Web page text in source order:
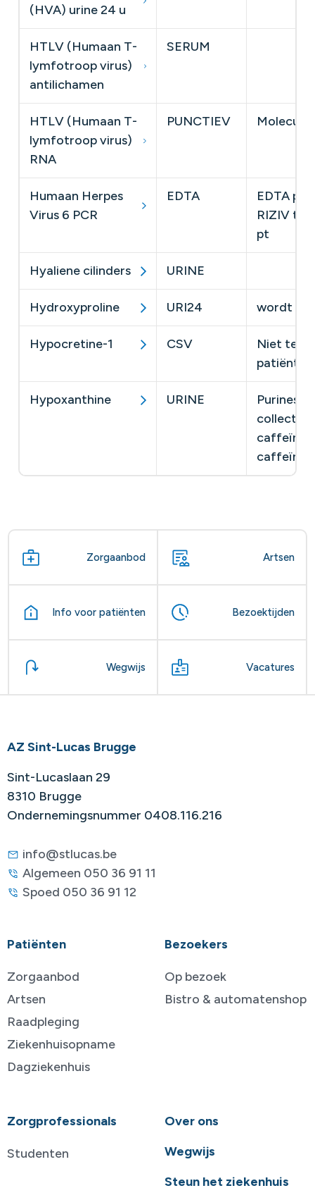
(HVA) urine 24 u
HTLV (Humaan T-
lymfotroop virus)
antilichamen
SERUM
HTLV (Humaan T-
lymfotroop virus)
RNA
PUNCTIEV
Humaan Herpes
Virus 6 PCR
EDTA
EDTA
RIZIV
pt
Hyaliene cilinders URINE
Hydroxyproline URI24 wordt
Hypocretine-1 CSV
Niet
patiënt ​
Hypoxanthine URINE
Purines
caffeïne-
Zorgaanbod Artsen
Info voor patiënten Bezoektijden
Wegwijs Vacatures
AZ Sint-Lucas Brugge
Sint-Lucaslaan 29
8310 Brugge
Ondernemingsnummer 0408.116.216
info@stlucas.be
Algemeen 050 36 91 11
Spoed 050 36 91 12
Patiënten
Zorgaanbod
Artsen
Raadpleging
Ziekenhuisopname
Dagziekenhuis
Bezoekers
Op bezoek
Bistro & automatenshop
Zorgprofessionals
Studenten
Over ons
Wegwijs
Steun het ziekenhuis